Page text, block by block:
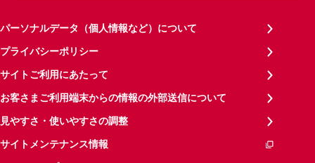
パーソナルデータ（個人情報など）について
プライバシーポリシー
サイトご利用にあたって
お客さまご利用端末からの情報の外部送信について
見やすさ・使いやすさの調整
サイトメンテナンス情報